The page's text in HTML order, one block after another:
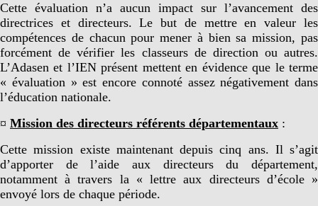
Cette évaluation n’a aucun impact sur l’avancement des
directrices et directeurs. Le but de mettre en valeur les
compétences de chacun pour mener à bien sa mission, pas
forcément de vérifier les classeurs de direction ou autres.
L’Adasen et l’IEN présent mettent en évidence que le terme
« évaluation » est encore connoté assez négativement dans
l’éducation nationale.
¤ Mission des directeurs référents départementaux :
Cette mission existe maintenant depuis cinq ans. Il s’agit
d’apporter de l’aide aux directeurs du département,
notamment à travers la « lettre aux directeurs d’école »
envoyé lors de chaque période.